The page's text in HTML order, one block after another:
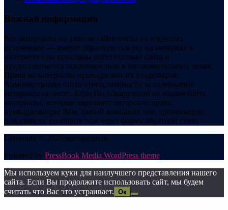
Важная информация
Все материалы на данном сайте взяты из открытых
источников — имеют обратную ссылку на материал в
интернете или присланы посетителями сайта и
предоставляются исключительно в ознакомительных целях.
Права на материалы принадлежат их владельцам.
Администрация сайта ответственности за содержание
материала не несет. Если Вы обнаружили на нашем сайте
материалы, которые нарушают авторские права,
принадлежащие Вам, Вашей компании или организации,
пожалуйста, сообщите нам через форму обратной связи.
Copyright © 2026 semstomm.ru.
Powered by PressBook Media WordPress theme
Мы используем куки для наилучшего представления нашего
сайта. Если Вы продолжите использовать сайт, мы будем
считать что Вас это устраивает. Ок